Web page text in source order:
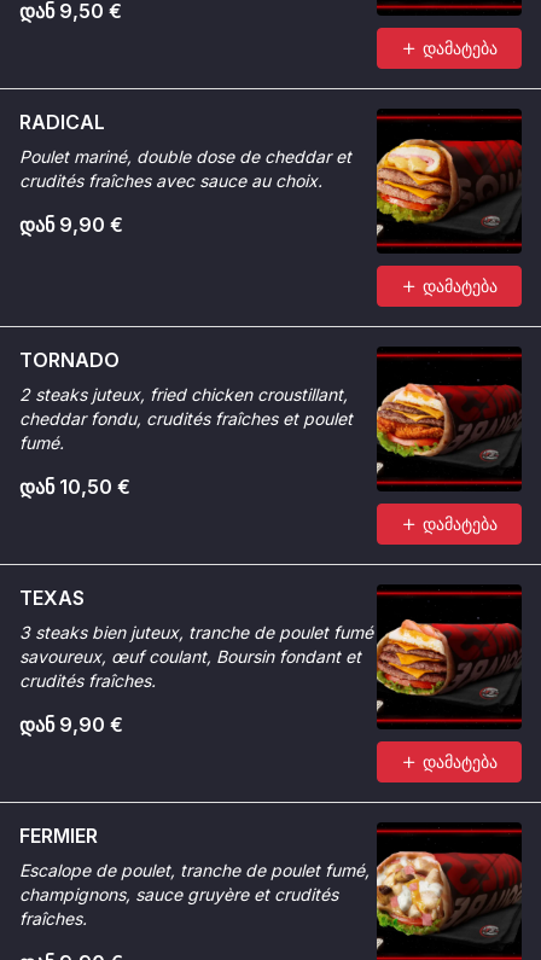
დან 9,50 €
დამატება
RADICAL
Poulet mariné, double dose de cheddar et
crudités fraîches avec sauce au choix.
დან 9,90 €
დამატება
TORNADO
2 steaks juteux, fried chicken croustillant,
cheddar fondu, crudités fraîches et poulet
fumé.
დან 10,50 €
დამატება
TEXAS
3 steaks bien juteux, tranche de poulet fumé
savoureux, œuf coulant, Boursin fondant et
crudités fraîches.
დან 9,90 €
დამატება
FERMIER
Escalope de poulet, tranche de poulet fumé,
champignons, sauce gruyère et crudités
fraîches.